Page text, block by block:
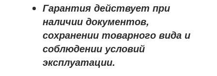
Гарантия действует при
наличии документов,
сохранении товарного вида и
соблюдении условий
эксплуатации.